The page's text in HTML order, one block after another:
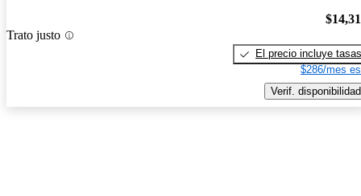
Trato justo
El precio incluye tasas
$286/mes
Verif. disponibilidad